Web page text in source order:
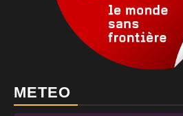
METEO